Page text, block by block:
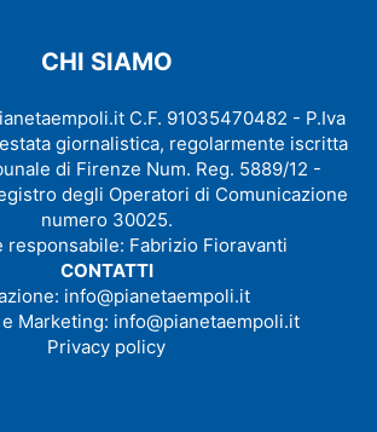
CHI SIAMO
C.F. 91035470482 - P.Iva
giornalistica, regolarmente iscritta
di Firenze Num. Reg. 5889/12 -
degli Operatori di Comunicazione
numero 30025.
responsabile: Fabrizio Fioravanti
CONTATTI
info@pianetaempoli.it
Marketing: info@pianetaempoli.it
Privacy policy